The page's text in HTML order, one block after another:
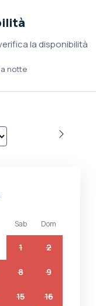
la disponibilità
a notte
sab dom
1 2
8 9
15 16